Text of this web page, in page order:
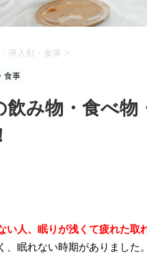
導入剤・食事 >
食事
飲み物・食べ
い人、眠りが浅くて疲れた取
、眠れない時期がありました